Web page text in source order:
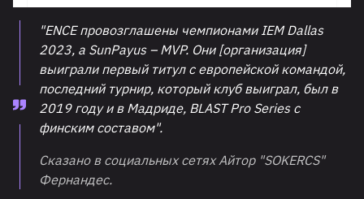
"ENCE провозглашены чемпионами IEM Dallas
2023, а SunPayus – MVP. Они [организация] ​​
выиграли первый титул с европейской командой,
последний турнир, который клуб выиграл, был в
2019 году и в Мадриде, BLAST Pro Series с
финским составом".
Сказано в социальных сетях Айтор "SOKERCS"
Фернандес.